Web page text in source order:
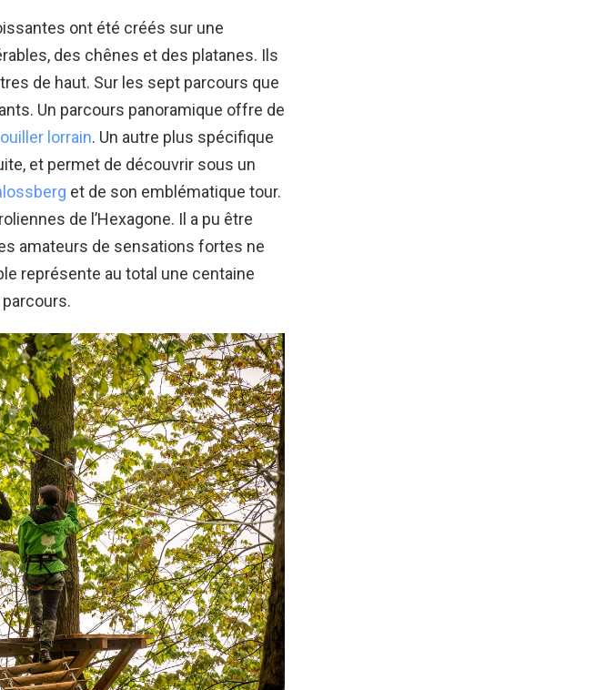
ont été créés sur une
des chênes et des platanes. Ils
de haut. Sur les sept parcours que
Un parcours panoramique offre de
lorrain. Un autre plus spécifique
et permet de découvrir sous un
et de son emblématique tour.
de l’Hexagone. Il a pu être
amateurs de sensations fortes ne
représente au total une centaine